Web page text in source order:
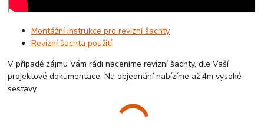
Montážní instrukce pro revizní šachty
Revizní šachta použití
V případě zájmu Vám rádi naceníme revizní šachty, dle Vaší
projektové dokumentace. Na objednání nabízíme až 4m vysoké
sestavy.